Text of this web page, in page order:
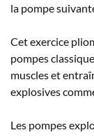
la pompe
Cet exercice
pompes
muscles et
explosives
Les pompes